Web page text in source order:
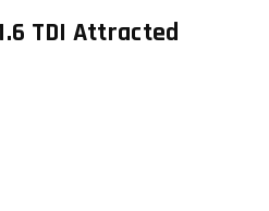
TDI Attracted